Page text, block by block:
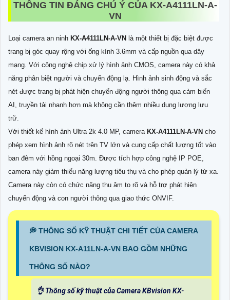
THÔNG TIN ĐÁNG CHÚ Ý CỦA KX-A4111LN-A-
VN
Loại camera an ninh KX-A4111LN-A-VN là một thiết bị đặc biệt được
trang bị góc quay rộng với ống kính 3.6mm và cấp nguồn qua dây
mạng. Với công nghệ chip xử lý hình ảnh CMOS, camera này có khả
năng phân biệt người và chuyển động lạ. Hình ảnh sinh động và sắc
nét được trang bị phát hiện chuyển động người thông qua cảm biến
AI, truyền tải nhanh hơn mà không cần thêm nhiều dung lượng lưu
trữ.
Với thiết kế hình ảnh Ultra 2k 4.0 MP, camera KX-A4111LN-A-VN cho
phép xem hình ảnh rõ nét trên TV lớn và cung cấp chất lượng tốt vào
ban đêm với hồng ngoại 30m. Được tích hợp công nghệ IP POE,
camera này giảm thiểu năng lượng tiêu thụ và cho phép quản lý từ xa.
Camera này còn có chức năng thu âm to rõ và hỗ trợ phát hiện
chuyển động và con người thông qua giao thức ONVIF.
️💭 THÔNG SỐ KỸ THUẬT CHI TIẾT CỦA CAMERA
KBVISION KX-A11LN-A-VN BAO GỒM NHỮNG
THÔNG SỐ NÀO?
👌 Thông số kỹ thuật của Camera KBvision KX-